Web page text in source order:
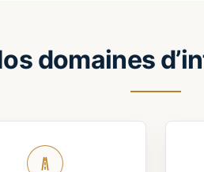
domaines